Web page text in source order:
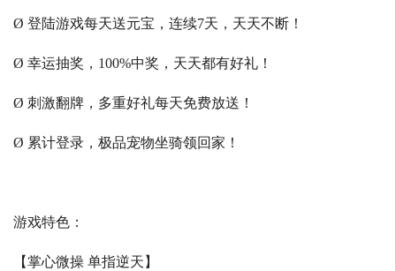
Ø 登陆游戏每天送元宝，连续7天，天天不断！
Ø 幸运抽奖，100%中奖，天天都有好礼！
Ø 刺激翻牌，多重好礼每天免费放送！
Ø 累计登录，极品宠物坐骑领回家！
游戏特色：
【掌心微操 单指逆天】